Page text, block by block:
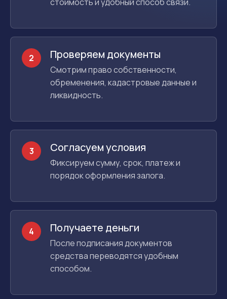
2 Проверяем документы
Смотрим право собственности,
обременения, кадастровые данные и
ликвидность.
3 Согласуем условия
Фиксируем сумму, срок, платеж и
порядок оформления залога.
4 Получаете деньги
После подписания документов
средства переводятся удобным
способом.